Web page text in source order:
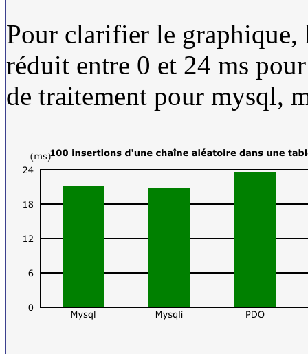
Pour clarifier le
réduit entre 0 et 24 ms
de traitement pour mysql,